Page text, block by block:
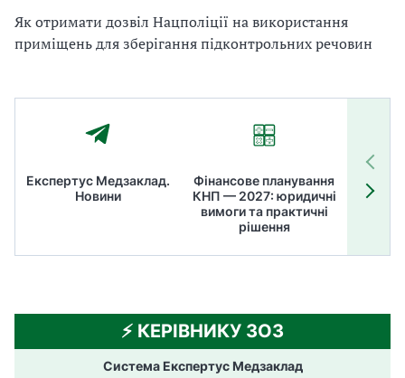
Як отримати дозвіл Нацполіції на використання
приміщень для зберігання підконтрольних речовин
Експертус Медзаклад.
Новини
Фінансове планування
КНП — 2027: юридичні
вимоги та практичні
рішення
⚡️ КЕРІВНИКУ ЗОЗ
Система Експертус Медзаклад